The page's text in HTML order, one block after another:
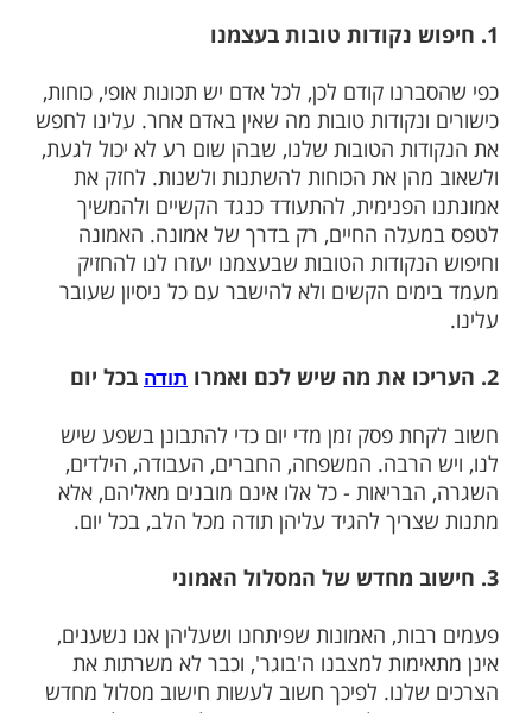
לכולנו כישרון ומתנות רוחניות, שאין במישהו
אם כן, אנחנו עדיין מתחפרים במאורות
פחדים, ועדיין קשה לנו להאמין בעצמנו
מדוע קל לנו יותר לעמוד במקום מאשר
השינוי הנכסף שעליו אנחנו מתפללים שנים?
'קשה' - כל המילים הללו נכונות כשרוצים
בחיינו, אך כיצד מתגברים עליהם ומחזקים
שלנו בעצמנו? לפניכם כמה עצות טובות:
קודם לכן, לכל אדם יש תכונות אופי, כוחות,
טובות מה שאין באדם אחר. עלינו לחפש
הטובות שלנו, שבהן שום רע לא יכול לגעת,
להתעודד כנגד הקשיים ולהמשיך
החיים, רק בדרך של אמונה. האמונה
הטובות שבעצמנו יעזרו לנו להחזיק
הקשים ולא להישבר עם כל ניסיון שעובר